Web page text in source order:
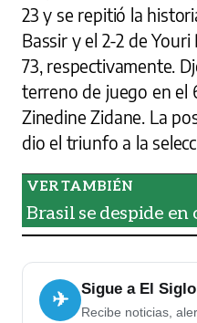
23 y se repitió la
Bassir y el 2-2 de
73, respectivamente.
terreno de juego en el
Zinedine Zidane. La
dio el triunfo a la
Brasil se despide en
✈ Sigue a El
Recibe noticias,